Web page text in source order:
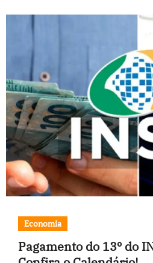
Economia
Pagamento do 13º do